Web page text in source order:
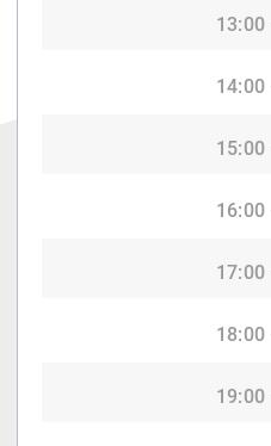
13:00
14:00
15:00
16:00
17:00
18:00
19:00